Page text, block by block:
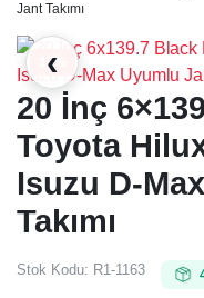
Jant Takımı
17%
‹
20 İnç
Toyota
Isuzu D-
Takımı
Stok Kodu: R1-1163